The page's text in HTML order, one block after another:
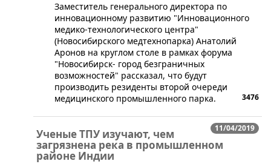
​Заместитель генерального директора по
инновационному развитию "Инновационного
медико-технологического центра"
(Новосибирского медтехнопарка) Анатолий
Аронов на круглом столе в рамках форума
"Новосибирск- город безграничных
возможностей" рассказал, что будут
производить резиденты второй очереди
медицинского промышленного парка.
3476
11/04/2019
Ученые ТПУ изучают, чем
загрязнена река в промышленном
районе Индии